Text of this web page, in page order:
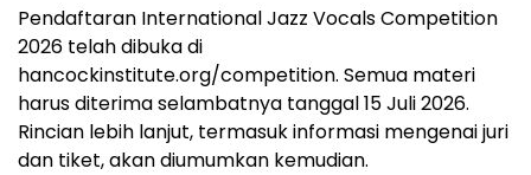
Pendaftaran International Jazz Vocals Competition
2026 telah dibuka di
hancockinstitute.org/competition. Semua materi
harus diterima selambatnya tanggal 15 Juli 2026.
Rincian lebih lanjut, termasuk informasi mengenai juri
dan tiket, akan diumumkan kemudian.